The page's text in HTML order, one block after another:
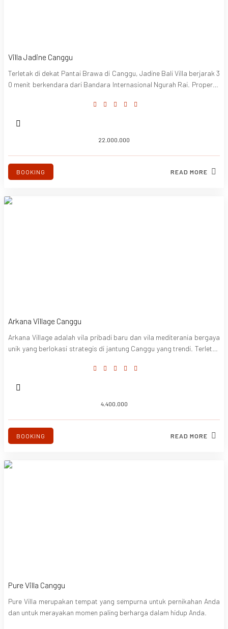
Villa Jadine Canggu
Terletak di dekat Pantai Brawa di Canggu, Jadine Bali Villa berjarak 3
0 menit berkendara dari Bandara Internasional Ngurah Rai. Properti i
22.000.000
BOOKING READ MORE
Arkana Village Canggu
Arkana Village adalah vila pribadi baru dan vila mediterania bergaya
unik yang berlokasi strategis di jantung Canggu yang trendi. Terletak
ini hanya berjarak 3 km atau 10 menit berjalan kaki ke Stasiun Canggu
4.400.000
BOOKING READ MORE
Pure Villa Canggu
Pure Villa merupakan tempat yang sempurna untuk pernikahan Anda
dan untuk merayakan momen paling berharga dalam hidup Anda.